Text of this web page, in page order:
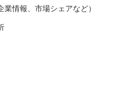
業情報、市場シェアなど）